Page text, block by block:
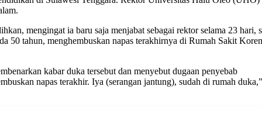
mengingat ia baru saja menjabat sebagai rektor selama 23 hari,
50 tahun, menghembuskan napas terakhirnya di Rumah Sakit
kabar duka tersebut dan menyebut dugaan penyebab
napas terakhir. Iya (serangan jantung), sudah di rumah